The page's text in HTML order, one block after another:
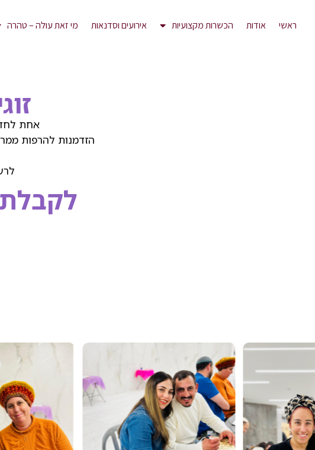
ראשי אודות הכשרות מקצועיות אירועים וסדנאות מי זאת עולה – טהרה
אחת
הזדמנות להרפות